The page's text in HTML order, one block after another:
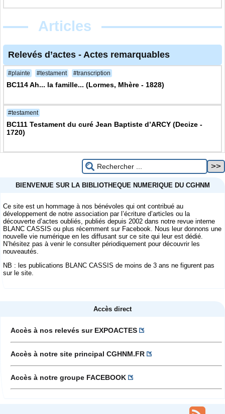
Articles
Relevés d’actes - Actes remarquables
#plainte #testament #transcription
BC114 Ah... la famille... (Lormes, Mhère - 1828)
#testament
BC111 Testament du curé Jean Baptiste d’ARCY (Decize -
1720)
BIENVENUE SUR LA BIBLIOTHEQUE NUMERIQUE DU CGHNM
Ce site est un hommage à nos bénévoles qui ont contribué au
développement de notre association par l’écriture d’articles ou la
découverte d’actes oubliés, publiés depuis 2002 dans notre revue interne
BLANC CASSIS ou plus récemment sur Facebook. Nous leur donnons une
nouvelle vie numérique en les diffusant sur ce site qui leur est dédié.
N’hésitez pas à venir le consulter périodiquement pour découvrir les
nouveautés.
NB : les publications BLANC CASSIS de moins de 3 ans ne figurent pas
sur le site.
Accès direct
Accès à nos relevés sur EXPOACTES
Accès à notre site principal CGHNM.FR
Accès à notre groupe FACEBOOK